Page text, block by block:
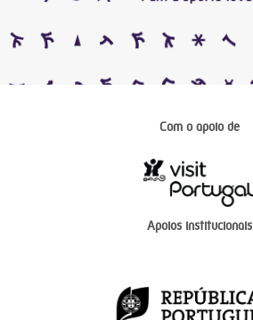
Com o apoio de
Apoios institucionais